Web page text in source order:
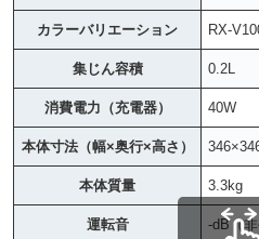
カラーバリエーション RX-
集じん容積 0.2L
消費電力（充電器） 40W
本体寸法（幅×奥行×高さ）
本体質量 3.3kg
運転音 -dB（非